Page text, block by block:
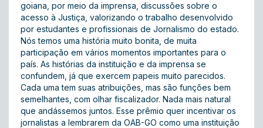
goiana, por meio da imprensa, discussões sobre o
acesso à Justiça, valorizando o trabalho desenvolvido
por estudantes e profissionais de Jornalismo do estado.
Nós temos uma história muito bonita, de muita
participação em vários momentos importantes para o
país. As histórias da instituição e da imprensa se
confundem, já que exercem papeis muito parecidos.
Cada uma tem suas atribuições, mas são funções bem
semelhantes, com olhar fiscalizador. Nada mais natural
que andássemos juntos. Esse prêmio quer incentivar os
jornalistas a lembrarem da OAB-GO como uma instituição